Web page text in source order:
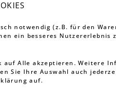
3.395
inkl. MwSt.zzgl.
Artikel-Nr.:002617041
Verfügbar, Lieferzeit
notwendig (z.B. für den
ein besseres Nutzererlebnis
auf Alle akzeptieren. Weitere
Sie Ihre Auswahl auch
auf.